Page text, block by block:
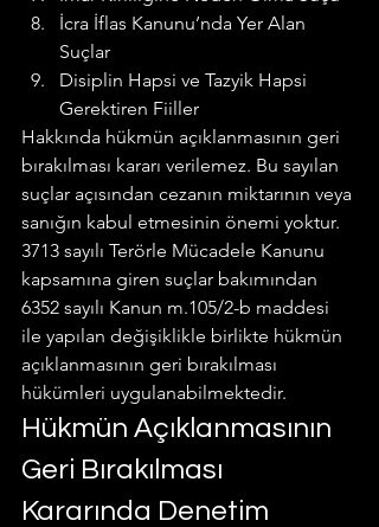
İcra İflas Kanunu’nda Yer Alan
Suçlar
Disiplin Hapsi ve Tazyik Hapsi
Gerektiren Fiiller
Hakkında hükmün açıklanmasının geri
bırakılması kararı verilemez. Bu sayılan
suçlar açısından cezanın miktarının veya
sanığın kabul etmesinin önemi yoktur.
3713 sayılı Terörle Mücadele Kanunu
kapsamına giren suçlar bakımından
6352 sayılı Kanun m.105/2-b maddesi
ile yapılan değişiklikle birlikte hükmün
açıklanmasının geri bırakılması
hükümleri uygulanabilmektedir.
Hükmün Açıklanmasının
Geri Bırakılması
Kararında Denetim